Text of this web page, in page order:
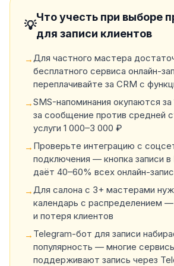
💡
Что учесть при выборе
для записи клиентов
→Для частного мастера
бесплатного сервиса онлайн-
переплачивайте за CRM с
→SMS-напоминания окупаются
за сообщение против средней
услуги 1 000–3 000 ₽
→ Проверьте интеграцию с
подключения — кнопка записи в
даёт 40–60% всех онлайн-
→Для салона с 3+ мастерами
календарь с распределением —
и потеря клиентов
→ Telegram-бот для записи
популярность — многие
поддерживают запись через